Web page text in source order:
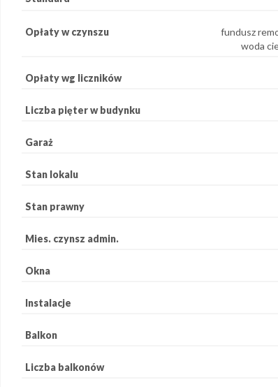
Opłaty w czynszu
fundusz
woda
Opłaty wg liczników
Liczba pięter w budynku
Garaż
Stan lokalu
Stan prawny
Mies. czynsz admin.
Okna
Instalacje
Balkon
Liczba balkonów